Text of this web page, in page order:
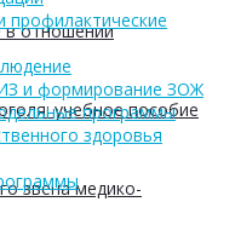
в отношении
учебное пособие
звена медико-
профилактические
и формирование ЗОЖ
программы
здоровья